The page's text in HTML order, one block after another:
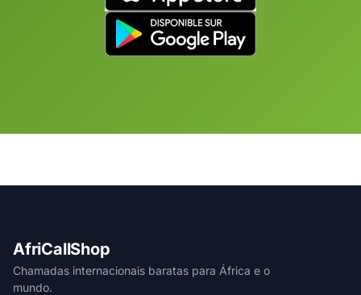
AfriCallShop
Chamadas internacionais baratas para África e o
mundo.